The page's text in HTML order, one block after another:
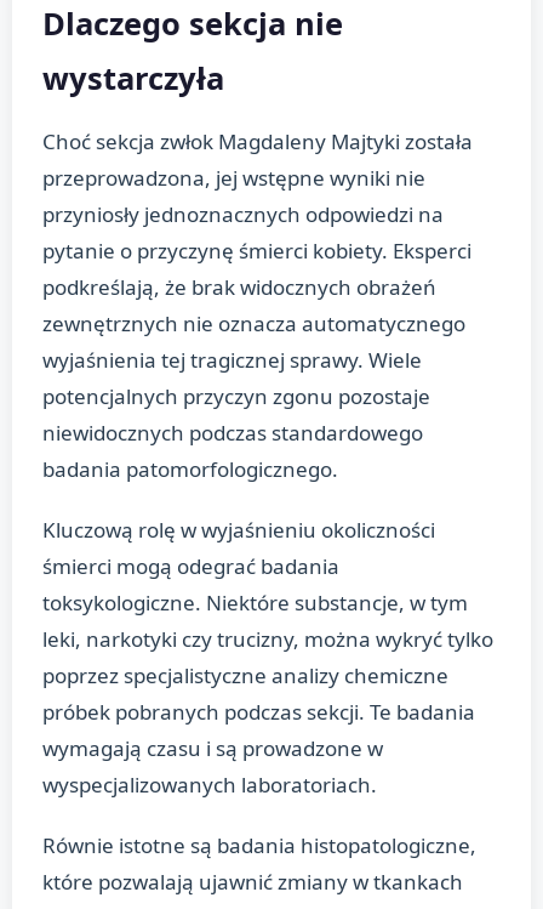
Dlaczego sekcja nie
wystarczyła
Choć sekcja zwłok Magdaleny Majtyki została
przeprowadzona, jej wstępne wyniki nie
przyniosły jednoznacznych odpowiedzi na
pytanie o przyczynę śmierci kobiety. Eksperci
podkreślają, że brak widocznych obrażeń
zewnętrznych nie oznacza automatycznego
wyjaśnienia tej tragicznej sprawy. Wiele
potencjalnych przyczyn zgonu pozostaje
niewidocznych podczas standardowego
badania patomorfologicznego.
Kluczową rolę w wyjaśnieniu okoliczności
śmierci mogą odegrać badania
toksykologiczne. Niektóre substancje, w tym
leki, narkotyki czy trucizny, można wykryć tylko
poprzez specjalistyczne analizy chemiczne
próbek pobranych podczas sekcji. Te badania
wymagają czasu i są prowadzone w
wyspecjalizowanych laboratoriach.
Równie istotne są badania histopatologiczne,
które pozwalają ujawnić zmiany w tkankach